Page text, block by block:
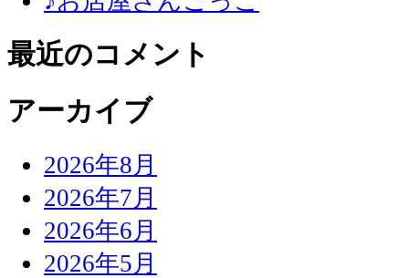
最近のコメント
アーカイブ
2026年8月
2026年7月
2026年6月
2026年5月